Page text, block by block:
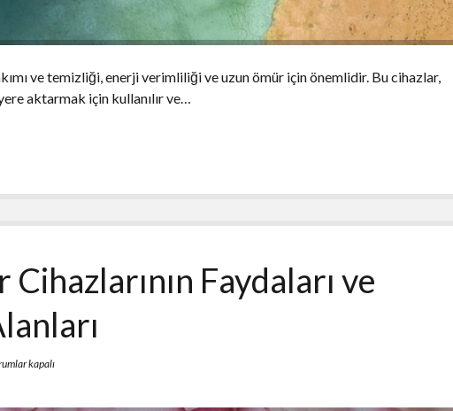
ve temizliği, enerji verimliliği ve uzun ömür için önemlidir. Bu cihazlar,
aktarmak için kullanılır ve…
Cihazlarının Faydaları ve
kapalı